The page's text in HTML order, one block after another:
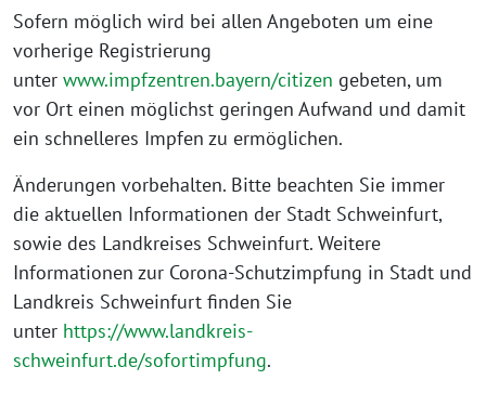
Sofern möglich wird bei allen Angeboten um eine
vorherige Registrierung
unter www.impfzentren.bayern/citizen gebeten, um
vor Ort einen möglichst geringen Aufwand und damit
ein schnelleres Impfen zu ermöglichen.
Änderungen vorbehalten. Bitte beachten Sie immer
die aktuellen Informationen der Stadt Schweinfurt,
sowie des Landkreises Schweinfurt. Weitere
Informationen zur Corona-Schutzimpfung in Stadt und
Landkreis Schweinfurt finden Sie
unter https://www.landkreis-
schweinfurt.de/sofortimpfung.